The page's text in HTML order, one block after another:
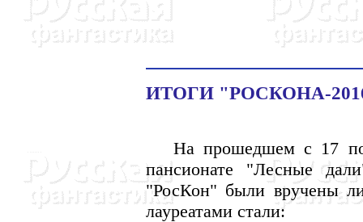
ИТОГИ "РОСКОНА-
На прошедшем с 17 по
пансионате "Лесные
"РосКон" были вручены
лауреатами стали: